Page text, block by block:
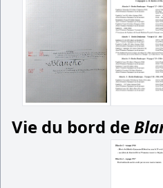
Vie du bord de